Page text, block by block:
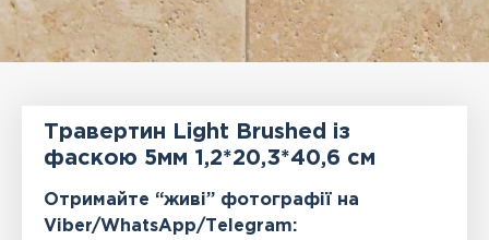
Травертин Light Brushed із
фаскою 5мм 1,2*20,3*40,6 см
Отримайте “живі” фотографії на
Viber/WhatsApp/Тelegram: